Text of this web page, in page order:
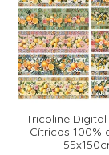
Tricoline
Cítricos 100%